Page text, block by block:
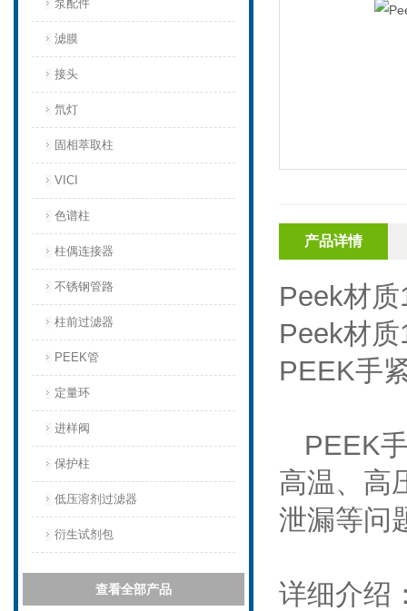
泵配件
滤膜
接头
氘灯
固相萃取柱
VICI
色谱柱
柱偶连接器
不锈钢管路
柱前过滤器
PEEK管
定量环
进样阀
保护柱
低压溶剂过滤器
衍生试剂包
查看全部产品
产品详情
Peek材质
Peek材质
PEEK手
PEEK
高温、高
泄漏等问
详细介绍